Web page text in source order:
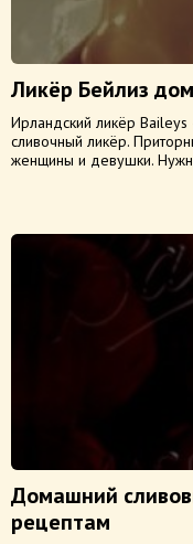
Ликёр Бейлиз
Ирландский ликёр
сливочный ликёр.
женщины и девушки.
Домашний
рецептам